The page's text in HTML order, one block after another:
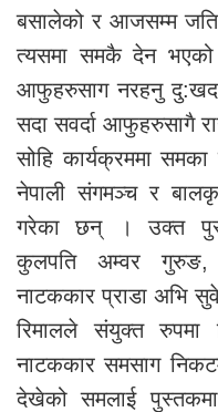
बसालेको र आजसम्म जति
त्यसमा समकै देन
आफुहरुसाग नरहनु दु:खद
सदा सवर्दा आफुहरुसागै
सोहि कार्यक्रममा
नेपाली संगमञ्च र
गरेका छन् । उक्त
कुलपति अम्वर गुरुङ,
नाटककार प्राडा अभि
रिमालले संयुक्त
नाटककार समसाग
देखेको समलाई